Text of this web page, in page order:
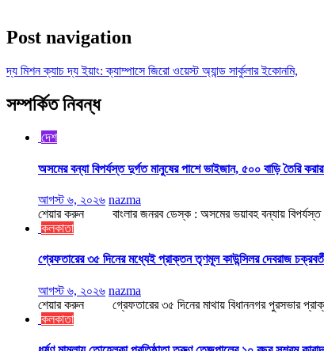
Post navigation
দ্য মিশন ক্যাচ দ্য ইয়াং: ক্যাম্পাসে জিরো ওয়েস্ট অ্যান্ড সার্কুলার ইকোনমি,
সম্পর্কিত নিবন্ধ
দেশ
অসমের বন্যা বিপর্যস্ত দুর্গত মানুষের পাশে ভাইজান, ৫০০ বাড়ি তৈরি
আগস্ট ৬, ২০২৬ nazma
শেয়ার করুন বাংলার জনরব ডেস্ক : অসমের ভয়াবহ বন্যায় বিপর্যস্ত ও
কলকাতা
গ্রেফতারের ৩৫ দিনের মধ্যেই প্রাক্তন তৃণমূল কাউন্সিলর দেবরাজ
আগস্ট ৬, ২০২৬ nazma
শেয়ার করুন গ্রেফতারের ৩৫ দিনের মাথায় বিধাননগর পুরসভার
কলকাতা